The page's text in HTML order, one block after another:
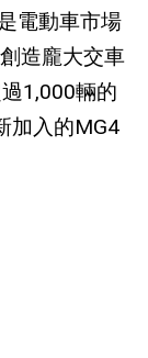
電動車市場
造龐大交車
1,000輛的
加入的MG4